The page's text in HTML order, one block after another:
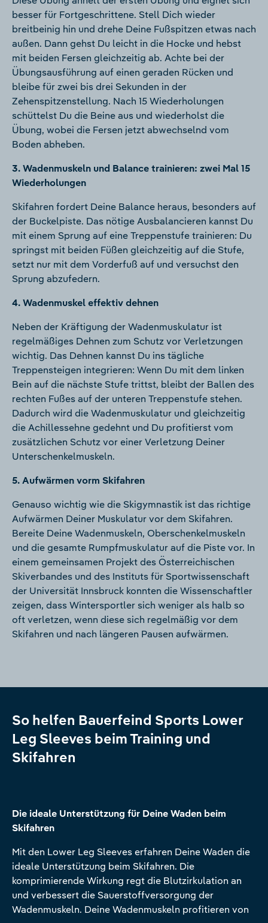
besser für Fortgeschrittene. Stell Dich wieder
breitbeinig hin und drehe Deine Fußspitzen etwas nach
außen. Dann gehst Du leicht in die Hocke und hebst
mit beiden Fersen gleichzeitig ab. Achte bei der
Übungsausführung auf einen geraden Rücken und
bleibe für zwei bis drei Sekunden in der
Zehenspitzenstellung. Nach 15 Wiederholungen
schüttelst Du die Beine aus und wiederholst die
Übung, wobei die Fersen jetzt abwechselnd vom
Boden abheben.
3. Wadenmuskeln und Balance trainieren: zwei Mal 15
Wiederholungen
Skifahren fordert Deine Balance heraus, besonders auf
der Buckelpiste. Das nötige Ausbalancieren kannst Du
mit einem Sprung auf eine Treppenstufe trainieren: Du
springst mit beiden Füßen gleichzeitig auf die Stufe,
setzt nur mit dem Vorderfuß auf und versuchst den
Sprung abzufedern.
4. Wadenmuskel effektiv dehnen
Neben der Kräftigung der Wadenmuskulatur ist
regelmäßiges Dehnen zum Schutz vor Verletzungen
wichtig. Das Dehnen kannst Du ins tägliche
Treppensteigen integrieren: Wenn Du mit dem linken
Bein auf die nächste Stufe trittst, bleibt der Ballen des
rechten Fußes auf der unteren Treppenstufe stehen.
Dadurch wird die Wadenmuskulatur und gleichzeitig
die Achillessehne gedehnt und Du profitierst vom
zusätzlichen Schutz vor einer Verletzung Deiner
Unterschenkelmuskeln.
5. Aufwärmen vorm Skifahren
Genauso wichtig wie die Skigymnastik ist das richtige
Aufwärmen Deiner Muskulatur vor dem Skifahren.
Bereite Deine Wadenmuskeln, Oberschenkelmuskeln
und die gesamte Rumpfmuskulatur auf die Piste vor. In
einem gemeinsamen Projekt des Österreichischen
Skiverbandes und des Instituts für Sportwissenschaft
der Universität Innsbruck konnten die Wissenschaftler
zeigen, dass Wintersportler sich weniger als halb so
oft verletzen, wenn diese sich regelmäßig vor dem
Skifahren und nach längeren Pausen aufwärmen.
So helfen Bauerfeind Sports Lower
Leg Sleeves beim Training und
Skifahren
Die ideale Unterstützung für Deine Waden beim
Skifahren
Mit den Lower Leg Sleeves erfahren Deine Waden die
ideale Unterstützung beim Skifahren. Die
komprimierende Wirkung regt die Blutzirkulation an
und verbessert die Sauerstoffversorgung der
Wadenmuskeln. Deine Wadenmuskeln profitieren von